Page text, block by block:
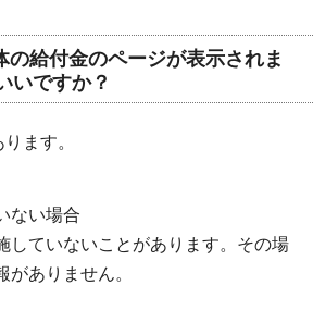
の給付金のページが表示されま
いですか？
ます。
ない場合
していないことがあります。その場
ありません。